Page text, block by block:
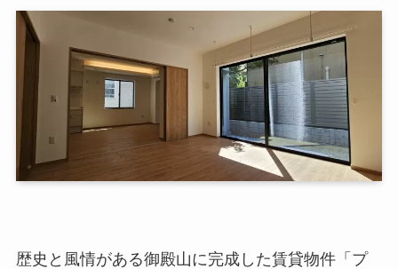
歴史と風情がある御殿山に完成した賃貸物件「プ